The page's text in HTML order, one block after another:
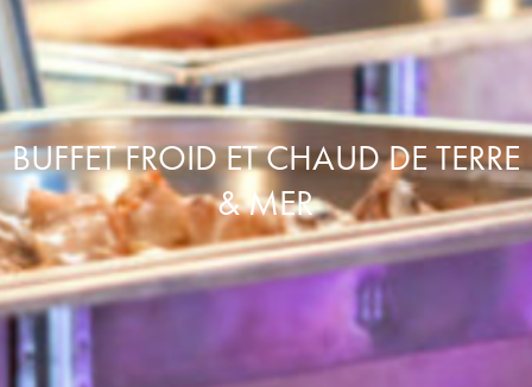
BUFFET FROID ET CHAUD DE TERRE
& MER